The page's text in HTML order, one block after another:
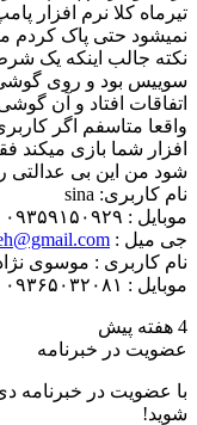
تیرماه کلا نرم افزار
نمیشود حتی پاک کردم
نکته جالب اینکه یک
سوییس بود و روی
اتفاقات افتاد و آن
واقعا متاسفم اگر
افزار شما بازی میکند
شود من این بی عدالتی
نام کاربری: sina
موبایل : ۰۹۳۵۹۱۵۰۹۲۹
جی میل :
نام کاربری : موسوی
موبایل : ۰۹۳۶۵۰۳۲۰۸۱
4 هفته پیش
عضویت در خبرنامه
با عضویت در خبرنامه
شوید!